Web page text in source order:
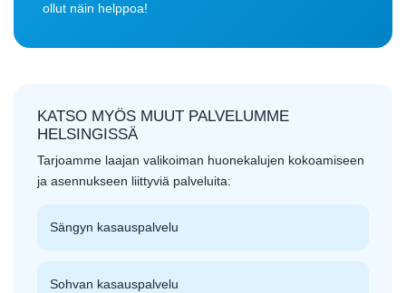
ollut näin helppoa!
KATSO MYÖS MUUT PALVELUMME
HELSINGISSÄ
Tarjoamme laajan valikoiman huonekalujen kokoamiseen
ja asennukseen liittyviä palveluita:
Sängyn kasauspalvelu
Sohvan kasauspalvelu